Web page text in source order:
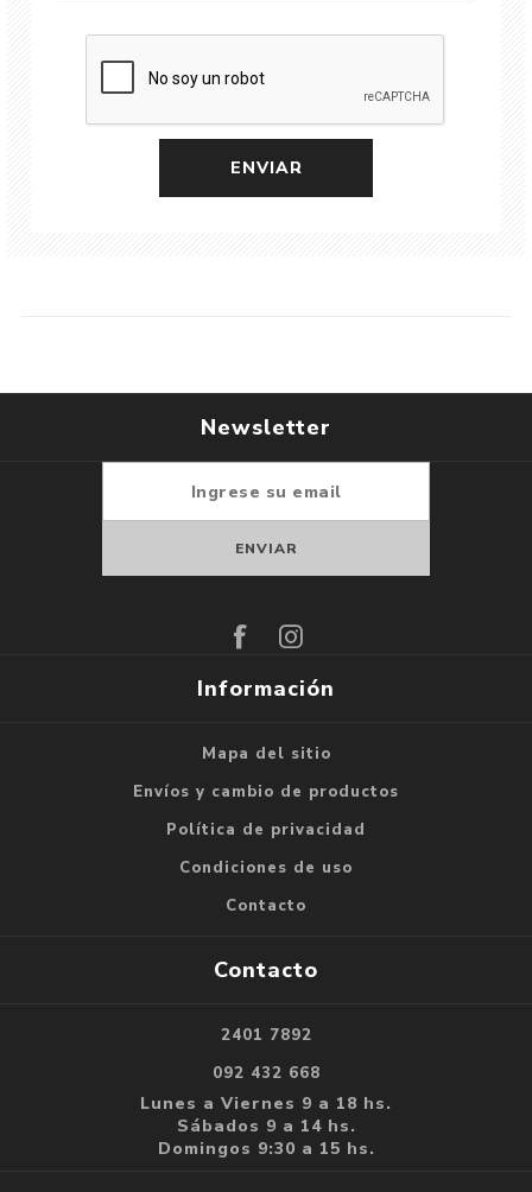
Newsletter
Información
Mapa del sitio
Envíos y cambio de productos
Política de privacidad
Condiciones de uso
Contacto
Contacto
2401 7892
092 432 668
Lunes a Viernes 9 a 18 hs.
Sábados 9 a 14 hs.
Domingos 9:30 a 15 hs.